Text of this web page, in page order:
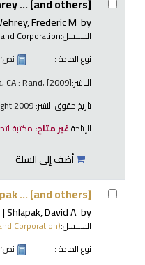
... [and others]
by
Frederic M
السلاسل:Corporation
نوع المادة :
نص
الناشر:CA : Rand, [2009]
تاريخ حقوق النشر:
الإتاحة:غير متاح: مكتبة
أضف إلى السلة
... [and others]
by
Shlapak, David A
السلاسل:Corporation)
نوع المادة :
نص